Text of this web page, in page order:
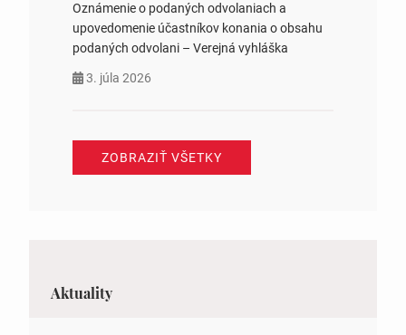
Oznámenie o podaných odvolaniach a
upovedomenie účastníkov konania o obsahu
podaných odvolani – Verejná vyhláška
3. júla 2026
ZOBRAZIŤ VŠETKY
Aktuality